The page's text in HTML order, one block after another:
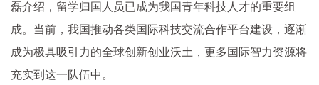
磊介绍，留学归国人员已成为我国青年科技人才的重要组
成。当前，我国推动各类国际科技交流合作平台建设，逐渐
成为极具吸引力的全球创新创业沃土，更多国际智力资源将
充实到这一队伍中。